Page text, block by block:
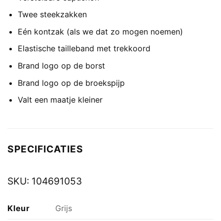
Twee steekzakken
Eén kontzak (als we dat zo mogen noemen)
Elastische tailleband met trekkoord
Brand logo op de borst
Brand logo op de broekspijp
Valt een maatje kleiner
SPECIFICATIES
SKU: 104691053
Kleur Grijs